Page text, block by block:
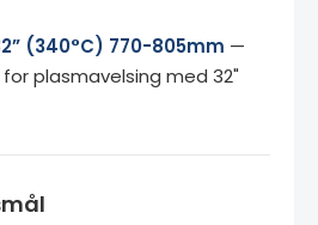
(340°C) 770-805mm —
plasmavelsing med 32"